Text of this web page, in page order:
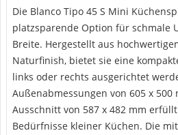
Die Blanco Tipo 45 S Mini
platzsparende Option für schmale
Breite. Hergestellt aus
Naturfinish, bietet sie eine
links oder rechts ausgerichtet
Außenabmessungen von 605 x 500
Ausschnitt von 587 x 482 mm
Bedürfnisse kleiner Küchen. Die